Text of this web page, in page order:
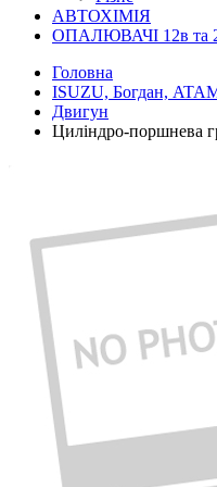
АВТОХІМІЯ
ОПАЛЮВАЧІ 12в та
Головна
ISUZU, Богдан,
Двигун
Циліндро-поршнева